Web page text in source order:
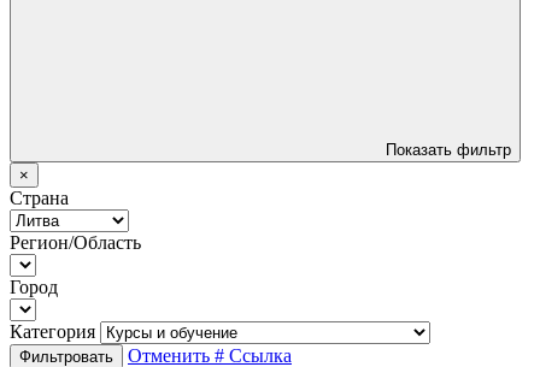
Показать фильтр
×
Страна
Регион/Область
Город
Категория
Фильтровать Отменить # Ссылка